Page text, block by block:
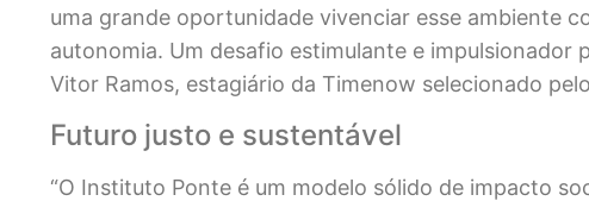
uma grande oportunidade vivenciar esse ambiente
autonomia. Um desafio estimulante e impulsionador
Vitor Ramos, estagiário da Timenow selecionado
Futuro justo e sustentável
“O Instituto Ponte é um modelo sólido de impacto